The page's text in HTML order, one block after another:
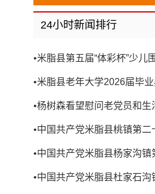
24小时新闻排行
•米脂县第五届“体彩杯”少儿
•米脂县老年大学2026届毕
•杨树森看望慰问老党员和生
•中国共产党米脂县桃镇第二
•中国共产党米脂县杨家沟镇
•中国共产党米脂县杜家石沟